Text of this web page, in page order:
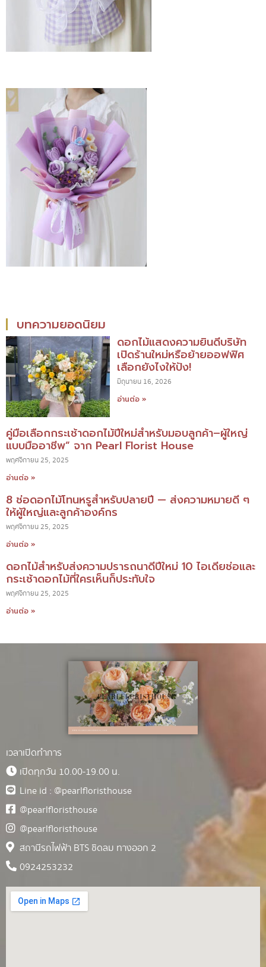
บทความยอดนิยม
ดอกไม้แสดงความยินดีบริษัท
เปิดร้านใหม่หรือย้ายออฟฟิศ
เลือกยังไงให้ปัง!
มิถุนายน 16, 2026
อ่านต่อ »
คู่มือเลือกกระเช้าดอกไม้ปีใหม่สำหรับมอบลูกค้า–ผู้ใหญ่
แบบมืออาชีพ” จาก Pearl Florist House
พฤศจิกายน 25, 2025
อ่านต่อ »
8 ช่อดอกไม้โทนหรูสำหรับปลายปี — ส่งความหมายดี ๆ
ให้ผู้ใหญ่และลูกค้าองค์กร
พฤศจิกายน 25, 2025
อ่านต่อ »
ดอกไม้สำหรับส่งความปรารถนาดีปีใหม่ 10 ไอเดียช่อและ
กระเช้าดอกไม้ที่ใครเห็นก็ประทับใจ
พฤศจิกายน 25, 2025
อ่านต่อ »
เวลาเปิดทำการ
เปิดทุกวัน 10.00-19.00 น.
Line id : @pearlfloristhouse
@pearlfloristhouse
@pearlfloristhouse
สถานีรถไฟฟ้า BTS ชิดลม ทางออก 2
0924253232